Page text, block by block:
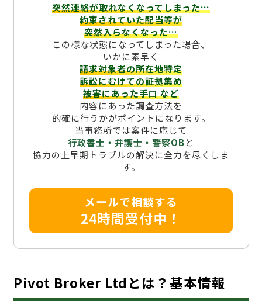
突然連絡が取れなくなってしまった…
約束されていた配当等が
突然入らなくなった…
この様な状態になってしまった場合、
いかに素早く
請求対象者の所在地特定
訴訟にむけての証拠集め
被害にあった手口など
内容にあった調査方法を
的確に行うかがポイントになります。
当事務所では案件に応じて
行政書士・弁護士・警察OBと
協力の上早期トラブルの解決に全力を尽くしま
す。
メールで相談する
24時間受付中！
Pivot Broker Ltdとは？基本情報